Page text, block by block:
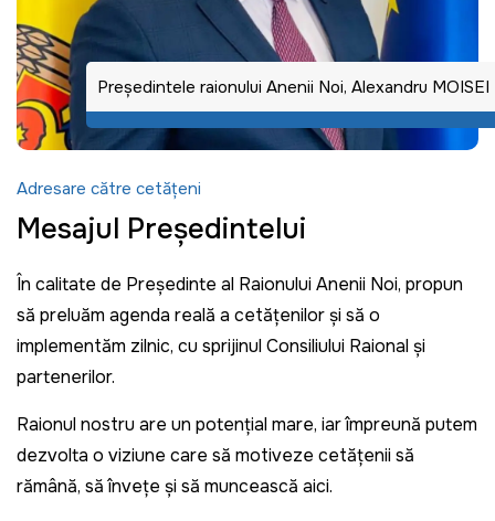
Adresare către cetățeni
Mesajul Președintelui
În calitate de Președinte al Raionului Anenii Noi, propun
să preluăm agenda reală a cetățenilor și să o
implementăm zilnic, cu sprijinul Consiliului Raional și
partenerilor.
Raionul nostru are un potențial mare, iar împreună putem
dezvolta o viziune care să motiveze cetățenii să
rămână, să învețe și să muncească aici.
Preşedintele raionului Anenii Noi, Alexandru MOISEI